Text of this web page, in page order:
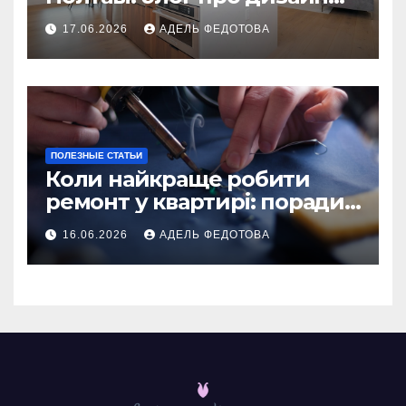
інтер\’єру
17.06.2026 АДЕЛЬ ФЕДОТОВА
ПОЛЕЗНЫЕ СТАТЬИ
Коли найкраще робити
ремонт у квартирі: поради
та особливості 2026
16.06.2026 АДЕЛЬ ФЕДОТОВА